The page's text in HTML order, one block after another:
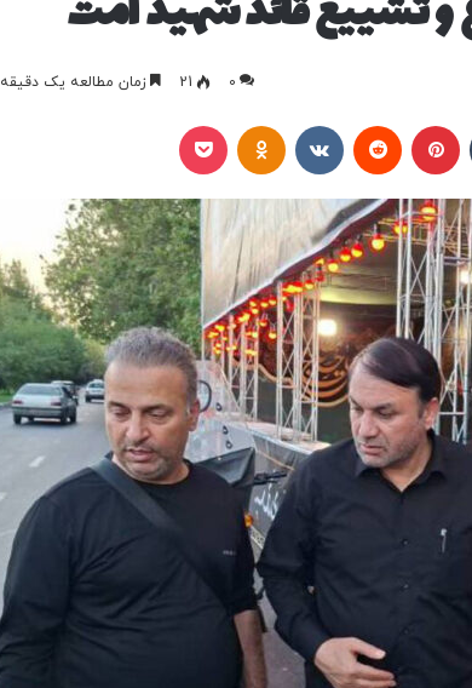
0
21 زمان مطالعه یک دقیقه